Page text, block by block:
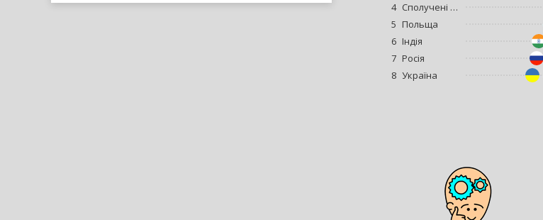
4
Сполучені Штати Америки
5 Польща
6 Індія
7 Росія
8 Україна